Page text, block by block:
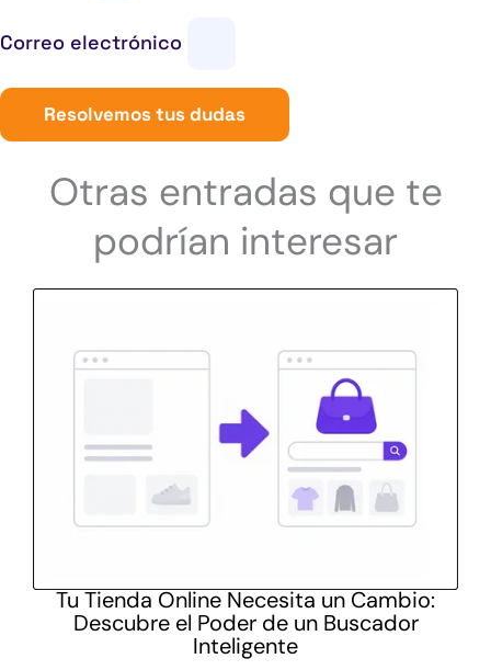
Correo electrónico
Resolvemos tus dudas
Otras entradas que te
podrían interesar
Tu Tienda Online Necesita un Cambio:
Descubre el Poder de un Buscador
Inteligente